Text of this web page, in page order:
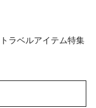
ラベルアイテム特集